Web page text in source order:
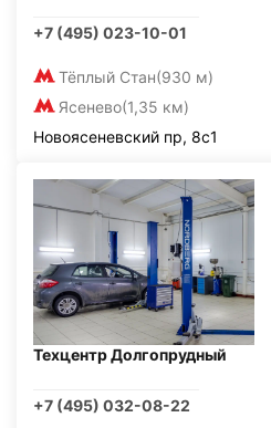
+7 (495) 023-10-01
Тёплый Стан(930 м)
Ясенево(1,35 км)
Новоясеневский пр, 8с1
Техцентр Долгопрудный
+7 (495) 032-08-22